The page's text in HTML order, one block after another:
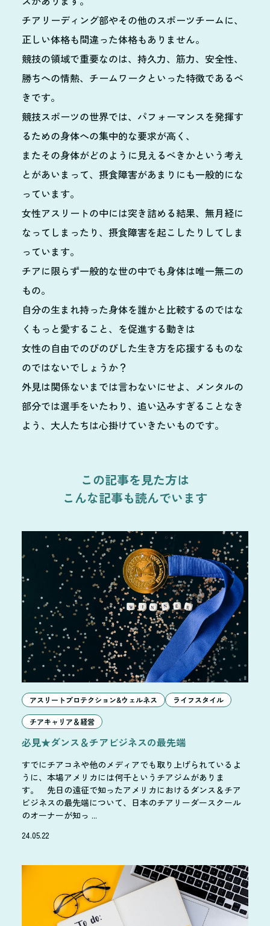
チアリーディング部やその他のスポーツチームに、
正しい体格も間違った体格もありません。
競技の領域で重要なのは、持久力、筋力、安全性、
勝ちへの情熱、チームワークといった特徴であるべ
きです。
競技スポーツの世界では、パフォーマンスを発揮す
るための身体への集中的な要求が高く、
またその身体がどのように見えるべきかという考え
とがあいまって、摂食障害があまりにも一般的にな
っています。
女性アスリートの中には突き詰める結果、無月経に
なってしまったり、摂食障害を起こしたりしてしま
っています。
チアに限らず一般的な世の中でも身体は唯一無二の
もの。
自分の生まれ持った身体を誰かと比較するのではな
くもっと愛すること、を促進する動きは
女性の自由でのびのびした生き方を応援するものな
のではないでしょうか？
外見は関係ないまでは言わないにせよ、メンタルの
部分では選手をいたわり、追い込みすぎることなき
よう、大人たちは心掛けていきたいものです。
この記事を見た方は
こんな記事も読んでいます
アスリートプロテクション&ウェルネス ライフスタイル
チアキャリア＆経営
必見★ダンス＆チアビジネスの最先端
すでにチアコネや他のメディアでも取り上げられているよ
うに、本場アメリカには何千というチアジムがありま
す。 先日の遠征で知ったアメリカにおけるダンス＆チア
ビジネスの最先端について、日本のチアリーダースクール
のオーナーが知っ ...
24.05.22